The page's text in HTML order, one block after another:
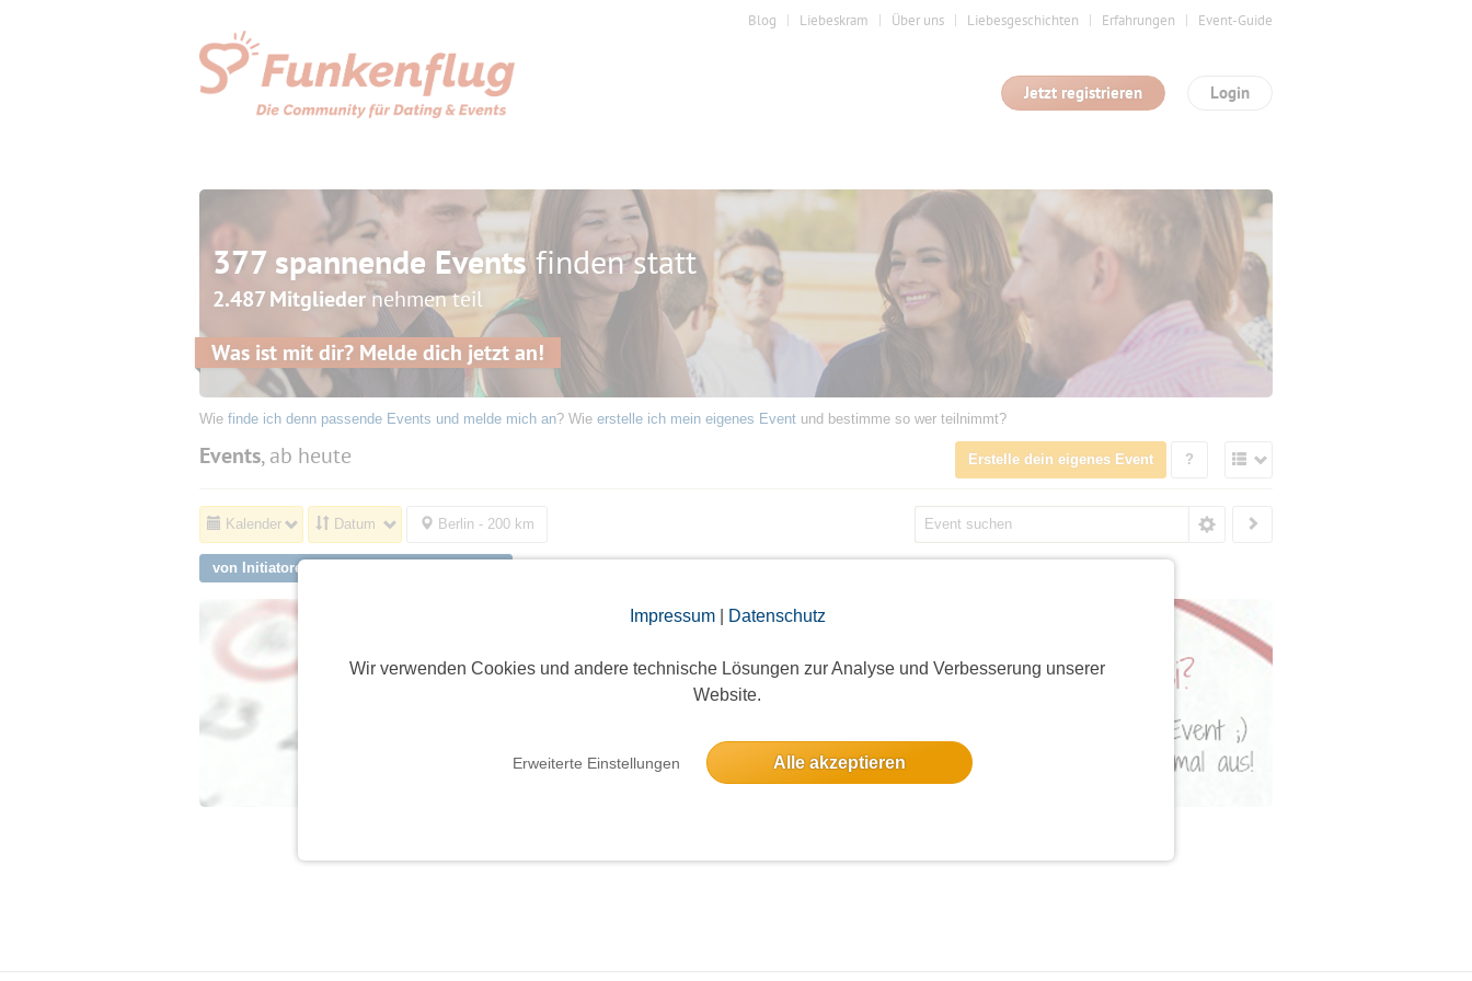
Impressum| Datenschutz
Wir verwenden Cookies und andere technische Lösungen zur Analyse und Verbesserung unserer
Website.
Erweiterte Einstellungen Alle akzeptieren
Blog Liebeskram Über uns Liebesgeschichten Erfahrungen Event-Guide
Login
Jetzt registrieren
377 spannende Eventsfinden statt
2.487 Mitgliedernehmen teil
Was ist mit dir? Melde dich jetzt an!
Wie finde ich denn passende Events und melde mich an? Wie erstelle ich mein eigenes Event und bestimme so wer teilnimmt?
Events, ab heute Erstelle dein eigenes Event ?
Kalender Datum Berlin - 200 km
von Initiatoren aus Stuttgart, Lenzhalde